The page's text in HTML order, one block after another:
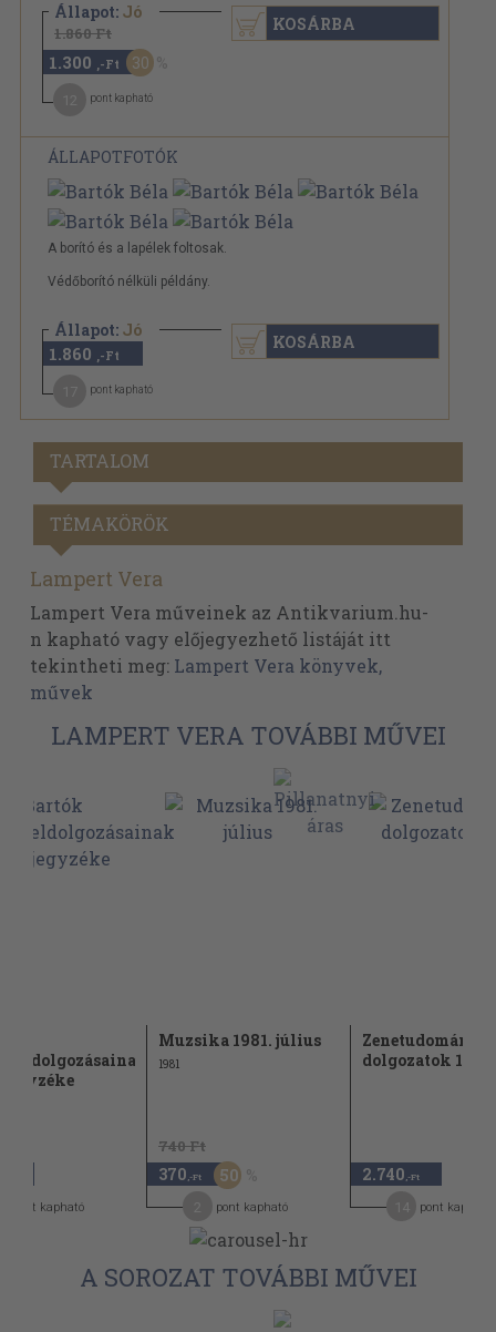
Állapot: Jó
1.860 Ft
1.300 ,-Ft 30
pont kapható
KOSÁRBA
ÁLLAPOTFOTÓK
A borító és a lapélek foltosak.
Védőborító nélküli példány.
Állapot: Jó
1.860 ,-Ft
pont kapható
KOSÁRBA
TARTALOM
TÉMAKÖRÖK
Lampert Vera
Lampert Vera műveinek az Antikvarium.hu-
n kapható vagy előjegyezhető listáját itt
tekintheti meg: Lampert Vera könyvek,
művek
LAMPERT VERA TOVÁBBI MŰVEI
pont kapható
Muzsika 1981. július
1981
740 Ft
370 ,-Ft 50
pont kapható
Zenetudományi
dolgozatok 1978
2.740 ,-Ft
pont kapható
A SOROZAT TOVÁBBI MŰVEI